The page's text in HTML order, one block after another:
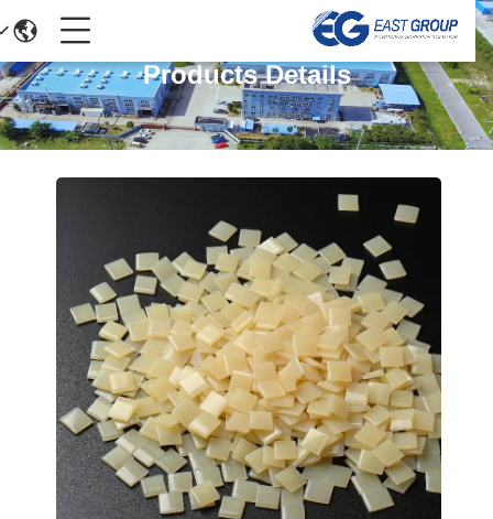
Products Details